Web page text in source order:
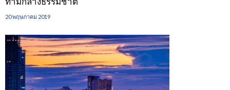
20 พฤษภาคม 2019